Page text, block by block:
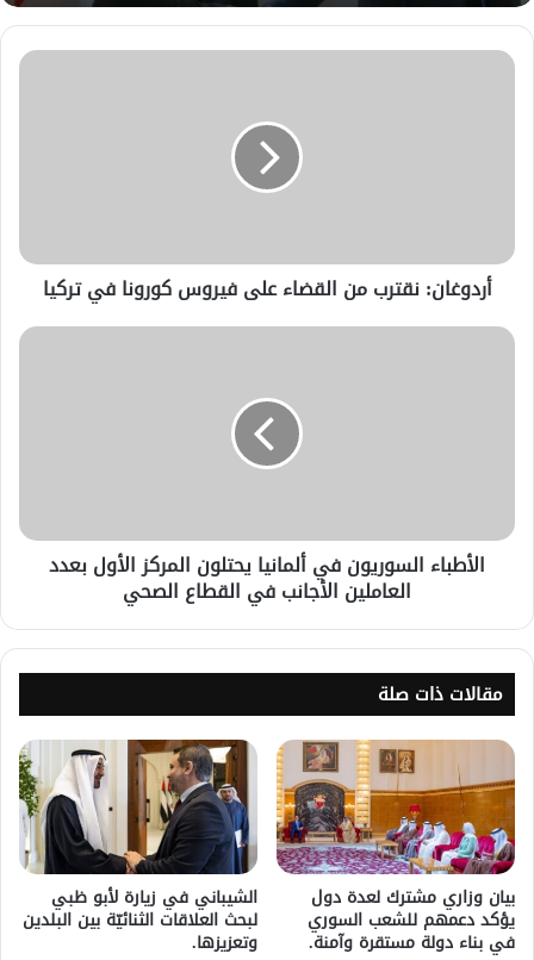
أردوغان: نقترب من القضاء على فيروس كورونا في تركيا
الأطباء السوريون في ألمانيا يحتلون المركز الأول بعدد
العاملين الأجانب في القطاع الصحي
مقالات ذات صلة
بيان وزاري مشترك لعدة دول
يؤكد دعمهم للشعب السوري
في بناء دولة مستقرة وآمنة.
الشيباني في زيارة لأبو ظبي
لبحث العلاقات الثنائيّة بين البلدين
وتعزيزها.